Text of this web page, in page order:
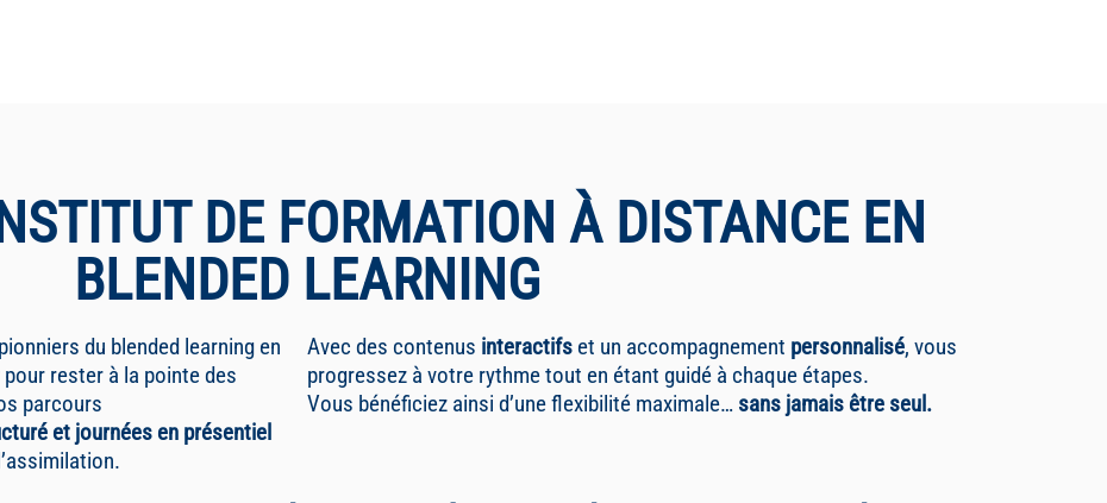
DE FORMATION À DISTANCE EN
BLENDED LEARNING
du blended learning en
rester à la pointe des
parcours
et journées en présentiel
Avec des contenus interactifs et un accompagnement personnalisé, vous
progressez à votre rythme tout en étant guidé à chaque étapes.
Vous bénéficiez ainsi d’une flexibilité maximale… sans jamais être seul.